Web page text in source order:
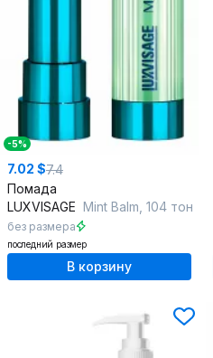
-5%
7.02 $7.4
Помада
LUXVISAGE Mint Balm, 104 тон
без размера
последний размер
В корзину